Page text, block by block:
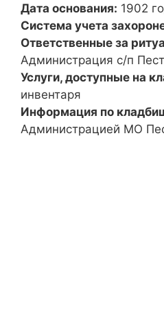
Дата основания: 1902
Система учета
Ответственные за
Администрация с/п
Услуги, доступные на
инвентаря
Информация по
Администрацией МО